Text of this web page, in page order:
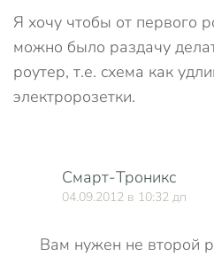
Я хочу чтобы от первого
можно было раздачу
роутер, т.е. схема как
электророзетки.
Смарт-Троникс
04.09.2012 в 10:32 дп
Вам нужен не второй